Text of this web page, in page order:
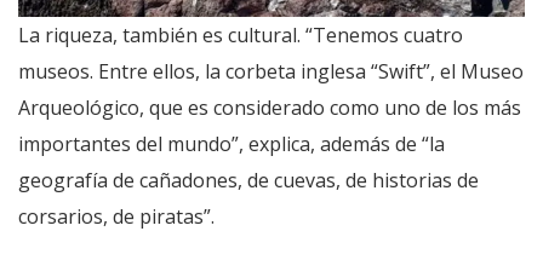
La riqueza, también es cultural. “Tenemos cuatro
museos. Entre ellos, la corbeta inglesa “Swift”, el Museo
Arqueológico, que es considerado como uno de los más
importantes del mundo”, explica, además de “la
geografía de cañadones, de cuevas, de historias de
corsarios, de piratas”.